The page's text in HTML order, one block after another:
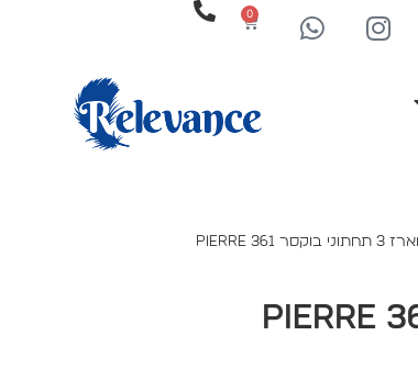
המוצרים מתחדשים לעיתים קרובות
0
/ מארז 3 תחתוני בוקסר 361 PIERRE
מארז 3 תחתוני בוקסר 361 PIERRE